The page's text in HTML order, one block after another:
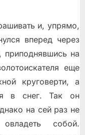
и, упрямо,
вперед через
на
еще
круговерти, а
в снег. Так он
на сей раз не
собой.